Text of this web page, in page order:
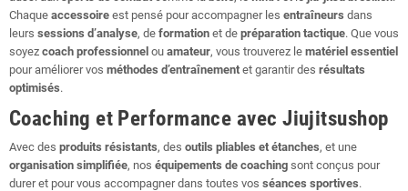
Chaque accessoire est pensé pour accompagner les entraîneurs dans
leurs sessions d’analyse, de formation et de préparation tactique. Que vous
soyez coach professionnel ou amateur, vous trouverez le matériel essentiel
pour améliorer vos méthodes d’entraînement et garantir des résultats
optimisés.
Coaching et Performance avec Jiujitsushop
Avec des produits résistants, des outils pliables et étanches, et une
organisation simplifiée, nos équipements de coaching sont conçus pour
durer et pour vous accompagner dans toutes vos séances sportives.